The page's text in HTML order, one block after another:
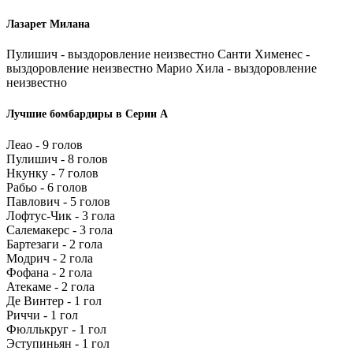
Лазарет Милана
Пулишич - выздоровление неизвестно Санти Хименес -
выздоровление неизвестно Марио Хила - выздоровление
неизвестно
Лучшие бомбардиры в Серии А
Леао - 9 голов
Пулишич - 8 голов
Нкунку - 7 голов
Рабьо - 6 голов
Павлович - 5 голов
Лофтус-Чик - 3 гола
Салемакерс - 3 гола
Бартезаги - 2 гола
Модрич - 2 гола
Фофана - 2 гола
Атекаме - 2 гола
Де Винтер - 1 гол
Риччи - 1 гол
Фюллькруг - 1 гол
Эступиньян - 1 гол